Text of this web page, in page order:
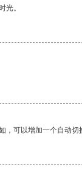
光。
可以增加一个自动